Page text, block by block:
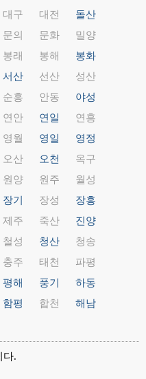
대구 대전
돌산
문의 문화
밀양
봉래 봉해
봉화
서산 선산
성산
순흥 안동
야성
연안 연일
연흥
영월 영일
영정
오산 오천
옥구
원양 원주
월성
장기 장성
장흥
제주 죽산
진양
철성 청산
청송
충주 태천
파평
평해 풍기
하동
함평 합천
해남
다.